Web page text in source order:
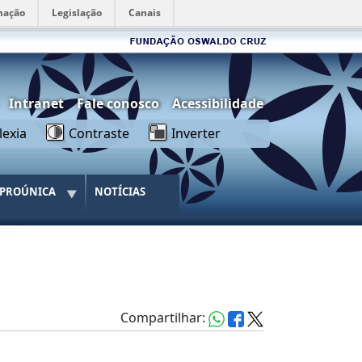
Legislação Canais
Intranet Fale conosco
Acessibilidade
Contraste Inverter
PROÚNICA NOTÍCIAS
Compartilhar: